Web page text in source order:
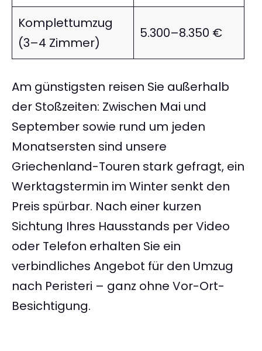
Komplettumzug
(3–4 Zimmer)
5.300–8.350 €
Am günstigsten reisen Sie außerhalb
der Stoßzeiten: Zwischen Mai und
September sowie rund um jeden
Monatsersten sind unsere
Griechenland-Touren stark gefragt, ein
Werktagstermin im Winter senkt den
Preis spürbar. Nach einer kurzen
Sichtung Ihres Hausstands per Video
oder Telefon erhalten Sie ein
verbindliches Angebot für den Umzug
nach Peristeri – ganz ohne Vor-Ort-
Besichtigung.